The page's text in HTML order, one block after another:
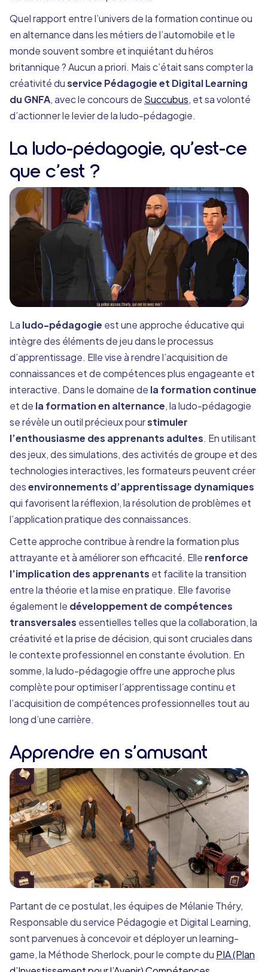
Quel rapport entre l’univers de la formation continue ou
en alternance dans les métiers de l’automobile et le
monde souvent sombre et inquiétant du héros
britannique ? Aucun a priori. Mais c’était sans compter la
créativité duservice Pédagogie et Digital Learning
du GNFA, avec le concours de Succubus, et sa volonté
d’actionner le levier de la ludo-pédagogie.
La ludo-pédagogie, qu’est-ce
que c’est ?
La ludo-pédagogie est une approche éducative qui
intègre des éléments de jeu dans le processus
d’apprentissage. Elle vise à rendre l’acquisition de
connaissances et de compétences plus engageante et
interactive. Dans le domaine de la formation continue
et de la formation en alternance, la ludo-pédagogie
se révèle un outil précieux pourstimuler
l’enthousiasme des apprenants adultes. En utilisant
des jeux, des simulations, des activités de groupe et des
technologies interactives, les formateurs peuvent créer
desenvironnements d’apprentissage dynamiques
qui favorisent la réflexion, la résolution de problèmes et
l’application pratique des connaissances.
Cette approche contribue à rendre la formation plus
attrayante et à améliorer son efficacité. Elle renforce
l’implication des apprenants et facilite la transition
entre la théorie et la mise en pratique. Elle favorise
également le développement de compétences
transversales essentielles telles que la collaboration, la
créativité et la prise de décision, qui sont cruciales dans
le contexte professionnel en constante évolution. En
somme, la ludo-pédagogie offre une approche plus
complète pour optimiser l’apprentissage continu et
l’acquisition de compétences professionnelles tout au
long d’une carrière.
Apprendre en s’amusant
Partant de ce postulat, les équipes de Mélanie Théry,
Responsable du service Pédagogie et Digital Learning,
sont parvenues à concevoir et déployer un learning-
game, la Méthode Sherlock, pour le compte du PIA (Plan